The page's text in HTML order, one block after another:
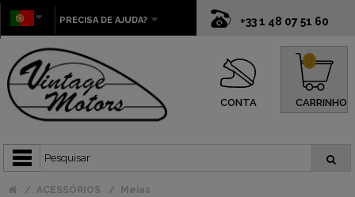
+33 1 48 07 51 60
PRECISA DE AJUDA?
CONTA CARRINHO
0
ACESSÓRIOS
Meias